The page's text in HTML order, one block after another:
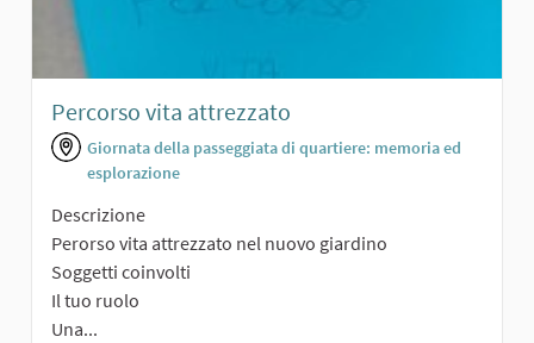
Percorso vita attrezzato
Giornata della passeggiata di quartiere: memoria ed
esplorazione
Descrizione
Perorso vita attrezzato nel nuovo giardino
Soggetti coinvolti
Il tuo ruolo
Una...